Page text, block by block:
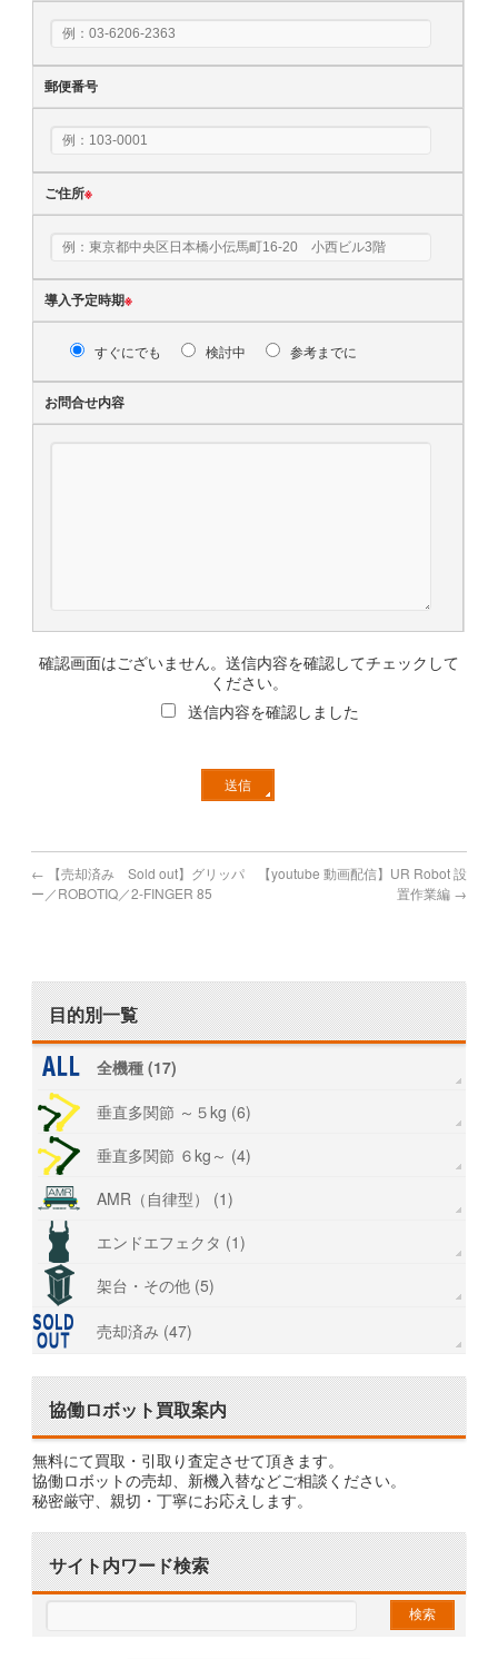
郵便番号
ご住所※
導入予定時期※
すぐにでも 検討中 参考までに
お問合せ内容
確認画面はございません。送信内容を確認してチェックして
ください。
送信内容を確認しました
← 【売却済み Sold out】グリッパ
ー／ROBOTIQ／2‑FINGER 85
【youtube 動画配信】UR Robot 設
置作業編 →
目的別一覧
全機種 (17)
垂直多関節 ～５kg (6)
垂直多関節 ６kg～ (4)
AMR（自律型） (1)
エンドエフェクタ (1)
架台・その他 (5)
売却済み (47)
協働ロボット買取案内
無料にて買取・引取り査定させて頂きます。
協働ロボットの売却、新機入替などご相談ください。
秘密厳守、親切・丁寧にお応えします。
サイト内ワード検索